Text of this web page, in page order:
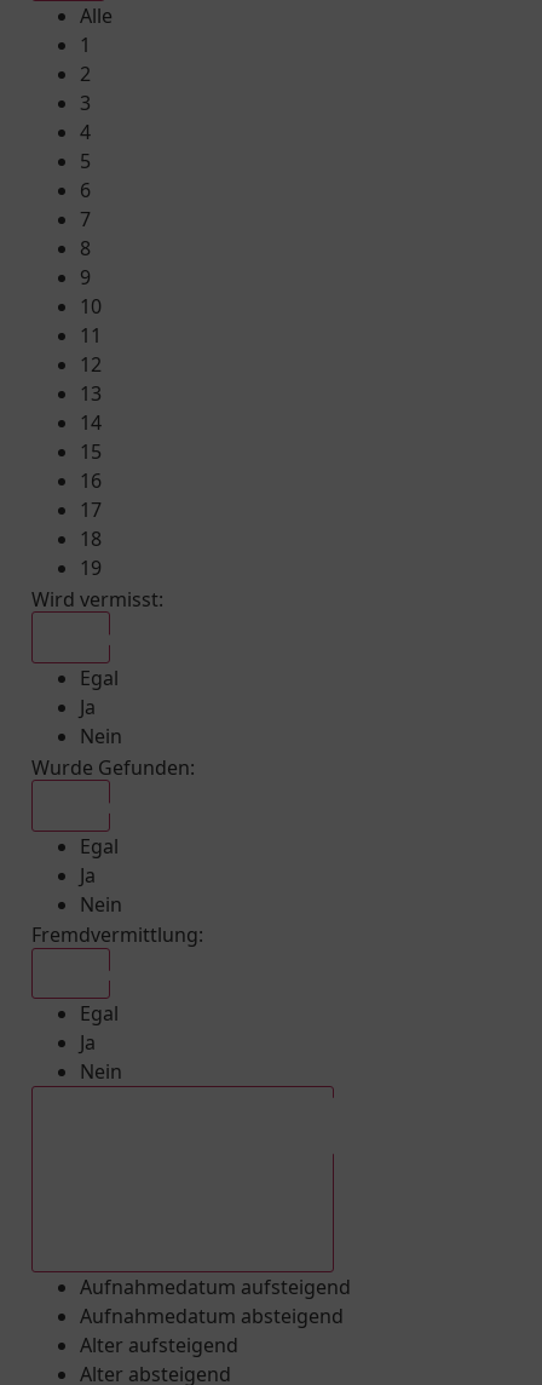
Alle
1
2
3
4
5
6
7
8
9
10
11
12
13
14
15
16
17
18
19
Wird vermisst:
Egal
Ja
Nein
Wurde Gefunden:
Egal
Ja
Nein
Fremdvermittlung:
Egal
Ja
Nein
Aufnahmedatum aufsteigend
Aufnahmedatum absteigend
Alter aufsteigend
Alter absteigend